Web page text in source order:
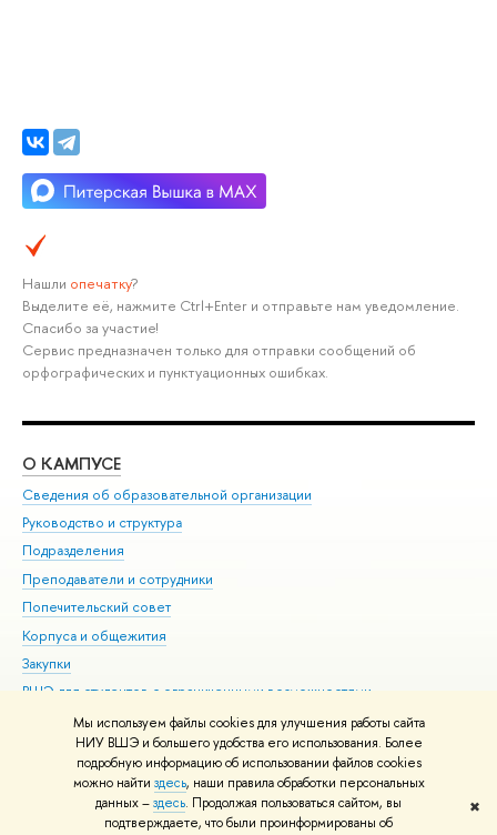
Мы используем файлы cookies для улучшения работы сайта
НИУ ВШЭ и большего удобства его использования. Более
подробную информацию об использовании файлов cookies
можно найти здесь, наши правила обработки персональных
данных –здесь. Продолжая пользоваться сайтом, вы
подтверждаете, что были проинформированы об
✖
Нашли опечатку?
Выделите её, нажмите Ctrl+Enter и отправьте нам уведомление.
Спасибо за участие!
Сервис предназначен только для отправки сообщений об
орфографических и пунктуационных ошибках.
О КАМПУСЕ
Сведения об образовательной организации
Руководство и структура
Подразделения
Преподаватели и сотрудники
Попечительский совет
Корпуса и общежития
Закупки
ВШЭ для студентов с ограниченными возможностями
здоровья и инвалидностью
Версия для слабовидящих
Единая платежная страница